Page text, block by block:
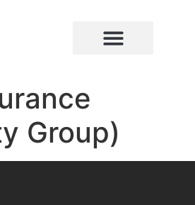
Group)